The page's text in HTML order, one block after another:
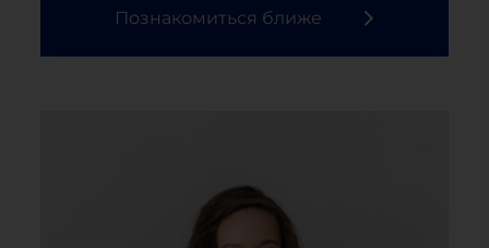
Познакомиться ближе